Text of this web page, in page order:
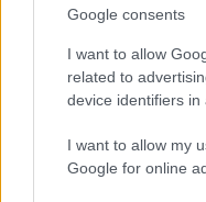
Google consents
I want to allow
related to
device identifiers in
I want to allow my
Google for online
Ταϊλάνδη: Νεκροί
πυροβολισμούς σε
7/08/2026 - 9:32πμ